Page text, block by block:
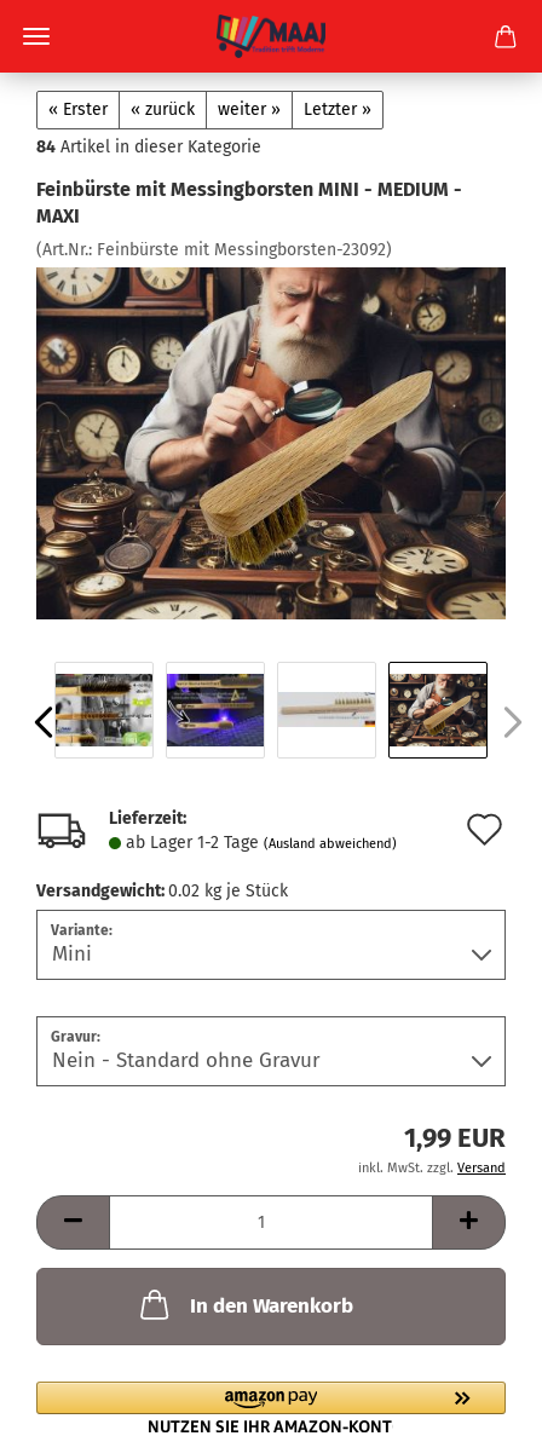
« Erster « zurück weiter »
Letzter »
84 Artikel in dieser Kategorie
Feinbürste mit Messingborsten MINI - MEDIUM -
MAXI
(Art.Nr.: Feinbürste mit Messingborsten-23092)
Lieferzeit:
ab Lager 1-2 Tage (Ausland abweichend)
Versandgewicht:0.02 kg je Stück
Variante:
Gravur:
1,99 EUR
inkl. MwSt. zzgl. Versand
In den Warenkorb